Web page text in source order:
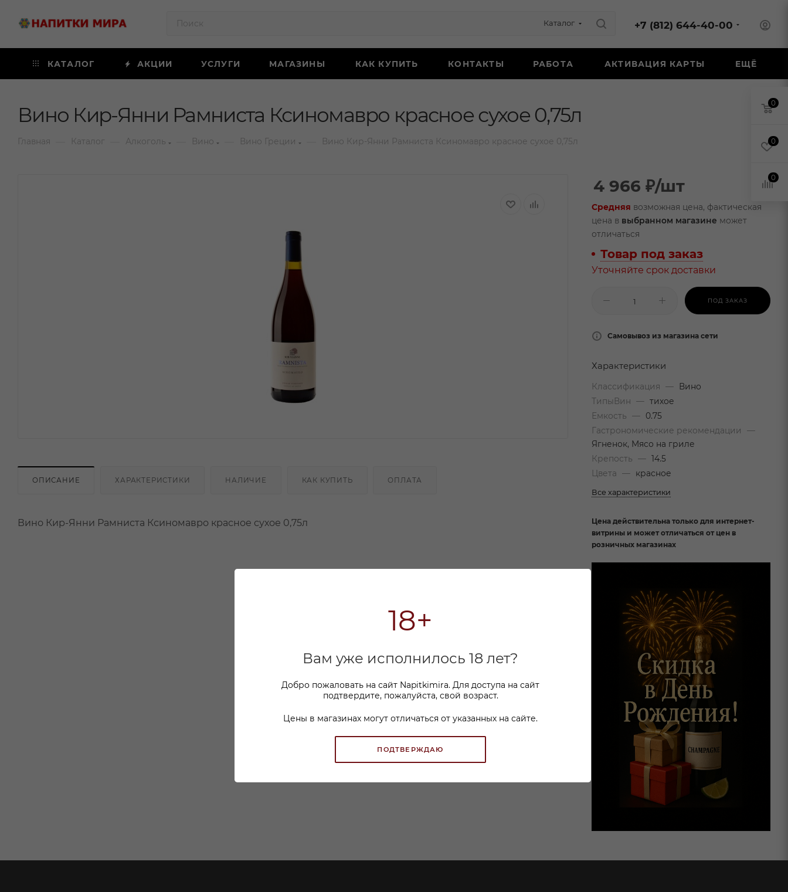
18+
Вам уже исполнилось 18 лет?
Добро пожаловать на сайт Napitkimira. Для доступа на сайт
подтвердите, пожалуйста, свой возраст.
Цены в магазинах могут отличаться от указанных на сайте.
ПОДТВЕРЖДАЮ
Каталог +7 (812) 644-40-00
КАТАЛОГ АКЦИИ УСЛУГИ МАГАЗИНЫ КАК КУПИТЬ КОНТАКТЫ РАБОТА АКТИВАЦИЯ КАРТЫ ЕЩЁ
Вино Кир-Янни Рамниста Ксиномавро красное сухое 0,75л
Главная Каталог Алкоголь Вино Вино Греции Вино Кир-Янни Рамниста Ксиномавро красное сухое 0,75л
ОПИСАНИЕ ХАРАКТЕРИСТИКИ НАЛИЧИЕ КАК КУПИТЬ ОПЛАТА
Вино Кир-Янни Рамниста Ксиномавро красное сухое 0,75л
4 966 ₽/шт
Средняя возможная цена, фактическая
цена в выбранном магазине может
отличаться
Товар под заказ
Уточняйте срок доставки
ПОД ЗАКАЗ
Самовывоз из магазина сети
Характеристики
Классификация —
Вино
ТипыВин
— тихое
Емкость
—
0.75
Гастрономические рекомендации
—
Ягненок, Мясо на гриле
Крепость
— 14.5
Цвета
— красное
Все характеристики
Цена действительна только для интернет-
витрины и может отличаться от цен в
розничных магазинах
0
0
0